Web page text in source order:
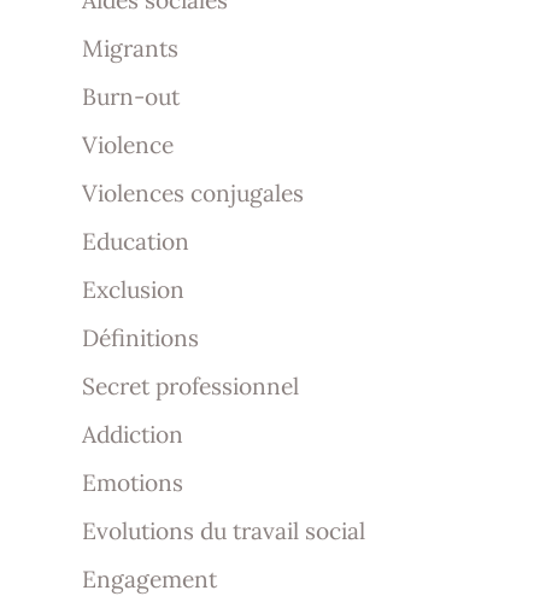
Migrants
Burn-out
Violence
Violences conjugales
Education
Exclusion
Définitions
Secret professionnel
Addiction
Emotions
Evolutions du travail social
Engagement